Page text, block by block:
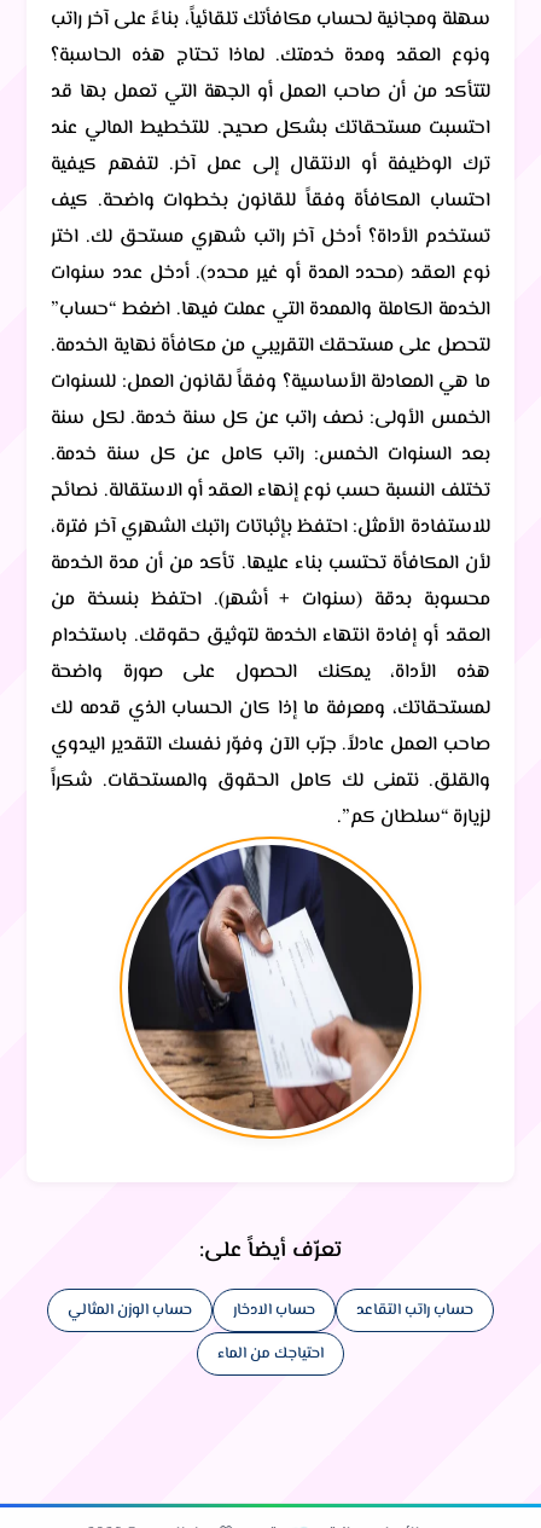
سهلة ومجانية لحساب مكافأتك تلقائياً، بناءً على آخر راتب
ونوع العقد ومدة خدمتك. لماذا تحتاج هذه الحاسبة؟
لتتأكد من أن صاحب العمل أو الجهة التي تعمل بها قد
احتسبت مستحقاتك بشكل صحيح. للتخطيط المالي عند
ترك الوظيفة أو الانتقال إلى عمل آخر. لتفهم كيفية
احتساب المكافأة وفقاً للقانون بخطوات واضحة. كيف
تستخدم الأداة؟ أدخل آخر راتب شهري مستحق لك. اختر
نوع العقد (محدد المدة أو غير محدد). أدخل عدد سنوات
الخدمة الكاملة والممدة التي عملت فيها. اضغط “حساب”
لتحصل على مستحقك التقريبي من مكافأة نهاية الخدمة.
ما هي المعادلة الأساسية؟ وفقاً لقانون العمل: للسنوات
الخمس الأولى: نصف راتب عن كل سنة خدمة. لكل سنة
بعد السنوات الخمس: راتب كامل عن كل سنة خدمة.
تختلف النسبة حسب نوع إنهاء العقد أو الاستقالة. نصائح
للاستفادة الأمثل: احتفظ بإثباتات راتبك الشهري آخر فترة،
لأن المكافأة تحتسب بناء عليها. تأكد من أن مدة الخدمة
محسوبة بدقة (سنوات + أشهر). احتفظ بنسخة من
العقد أو إفادة انتهاء الخدمة لتوثيق حقوقك. باستخدام
هذه الأداة، يمكنك الحصول على صورة واضحة
لمستحقاتك، ومعرفة ما إذا كان الحساب الذي قدمه لك
صاحب العمل عادلاً. جرّب الآن وفوّر نفسك التقدير اليدوي
والقلق. نتمنى لك كامل الحقوق والمستحقات. شكراً
لزيارة “سلطان كم”.
تعرّف أيضاً على:
حساب راتب التقاعد حساب الادخار
حساب الوزن المثالي
احتياجك من الماء